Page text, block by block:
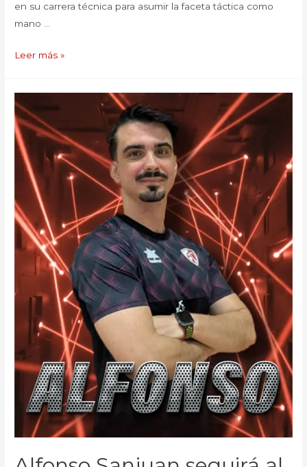
en su carrera técnica para asumir la faceta táctica como
mano …
Leer más »